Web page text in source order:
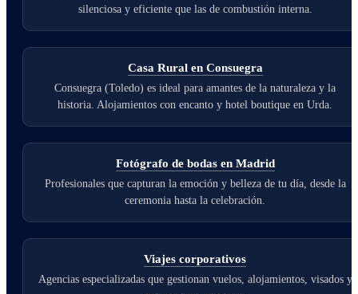
silenciosa y eficiente que las de combustión interna.
Casa Rural en Consuegra
Consuegra (Toledo) es ideal para amantes de la naturaleza y la
historia. Alojamientos con encanto y hotel boutique en Urda.
Fotógrafo de bodas en Madrid
Profesionales que capturan la emoción y belleza de tu día, desde la
ceremonia hasta la celebración.
Viajes corporativos
Agencias especializadas que gestionan vuelos, alojamientos, visados y